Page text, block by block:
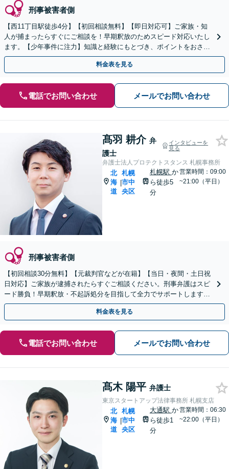
刑事被害者側
【西11丁目駅徒歩4分】【初回相談無料】【即日対応可】ご家族・知
人が捕まったらすぐにご相談を！早期釈放のためスピード対応いたし
ます。【少年事件に注力】知識と経験にもとづき、ポイントをおさえ
た事件処理を実施【完全個室】【休日・夜間相談可】
料金表を見る
電話でお問い合わせ メールでお問い合わせ
髙羽 耕介 弁
護士
インタビューを
見る
弁護士法人プロテクトスタンス 札幌事務所
北
海
道
|
札幌
市中
央区
札幌駅 か
ら徒歩5
分
営業時間：09:00
~21:00（平日）
刑事被害者側
【初回相談30分無料】【元裁判官などが在籍】【当日・夜間・土日祝
日対応】ご家族が逮捕されたらすぐご相談ください。刑事弁護はスピ
ード勝負！早期釈放・不起訴処分を目指して全力でサポートします。
【スピード対応】
料金表を見る
電話でお問い合わせ メールでお問い合わせ
髙木 陽平 弁護士
東京スタートアップ法律事務所 札幌支店
北
海
道
|
札幌
市中
央区
大通駅 か
ら徒歩1
分
営業時間：06:30
~22:00（平日）